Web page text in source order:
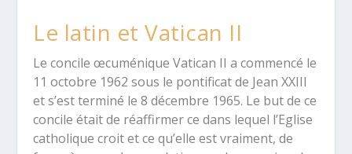
Le latin et Vatican II
Le concile œcuménique Vatican II a commencé le
11 octobre 1962 sous le pontificat de Jean XXIII
et s’est terminé le 8 décembre 1965. Le but de ce
concile était de réaffirmer ce dans lequel l’Eglise
catholique croit et ce qu’elle est vraiment, de